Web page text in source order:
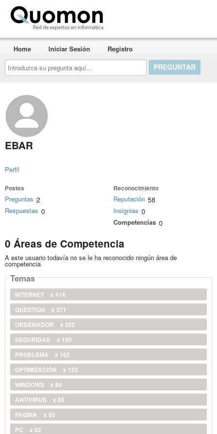
Introduzca
su
pregunta
aquí...
Home Iniciar Sesión Registro
EBAR
Perfil
Postes
Preguntas 2
Respuestas 0
Reconocimiento
Reputación 58
Insignias 0
Competencias 0
0 Áreas de Competencia
A este usuario todavía no se le ha reconocido ningún área de
competencia
Temas
INTERNET
x 414
QUESTION
x 371
ORDENADOR
x 252
SEGURIDAD
x 190
PROBLEMA
x 182
OPTIMIZACIÓN
x 122
WINDOWS
x 88
ANTIVIRUS
x 86
PAGINA
x 85
PC
x 82